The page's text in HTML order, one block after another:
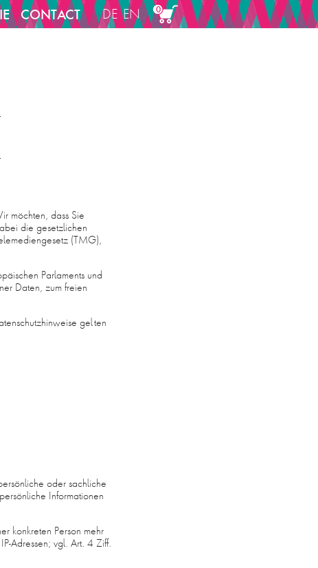
CONTACT DE EN 0
möchten, dass Sie
die gesetzlichen
(TMG),
Parlaments und
Daten, zum freien
gelten
oder sachliche
Informationen
konkreten Person mehr
Adressen; vgl. Art. 4 Ziff.